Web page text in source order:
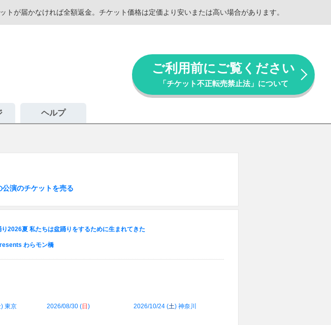
が届かなければ全額返金。チケット価格は定価より安いまたは高い場合があります。
ご利用前にご覧ください
「チケット不正転売禁止法」について
ヘルプ
公演のチケットを売る
2026夏 私たちは盆踊りをするために生まれてきた
わらモン橋
) 東京 2026/08/30 (日 ) 2026/10/24 (土) 神奈川